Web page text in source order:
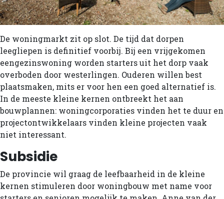
De woningmarkt zit op slot. De tijd dat dorpen
leegliepen is definitief voorbij. Bij een vrijgekomen
eengezinswoning worden starters uit het dorp vaak
overboden door westerlingen. Ouderen willen best
plaatsmaken, mits er voor hen een goed alternatief is.
In de meeste kleine kernen ontbreekt het aan
bouwplannen: woningcorporaties vinden het te duur en
projectontwikkelaars vinden kleine projecten vaak
niet interessant.
Subsidie
De provincie wil graag de leefbaarheid in de kleine
kernen stimuleren door woningbouw met name voor